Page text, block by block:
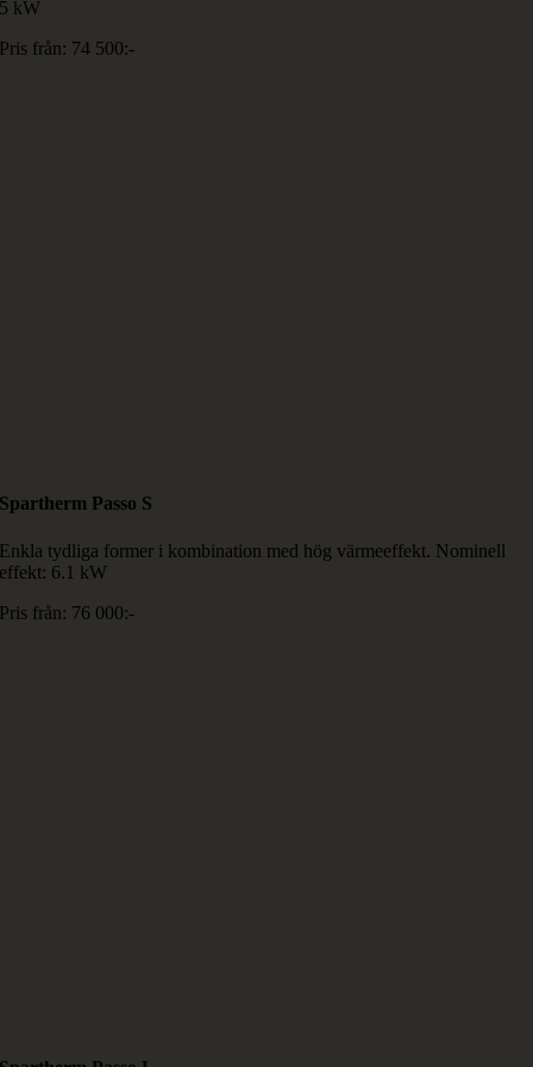
5 kW
Pris från: 74 500:-
Spartherm Passo S
Enkla tydliga former i kombination med hög värmeeffekt. Nominell
effekt: 6.1 kW
Pris från: 76 000:-